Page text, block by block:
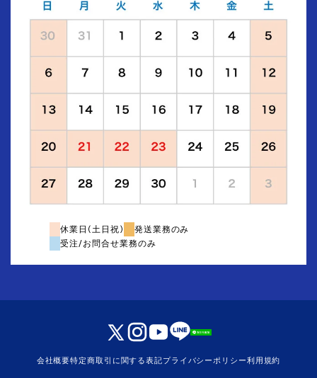
休業日(土日祝)
発送業務のみ
受注/お問合せ業務のみ
会社概要特定商取引に関する表記プライバシーポリシー利用規約